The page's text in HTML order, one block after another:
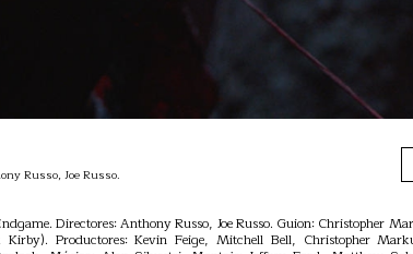
Russo, Joe Russo.
Directores: Anthony Russo, Joe Russo. Guion: Christopher
Productores: Kevin Feige, Mitchell Bell, Christopher